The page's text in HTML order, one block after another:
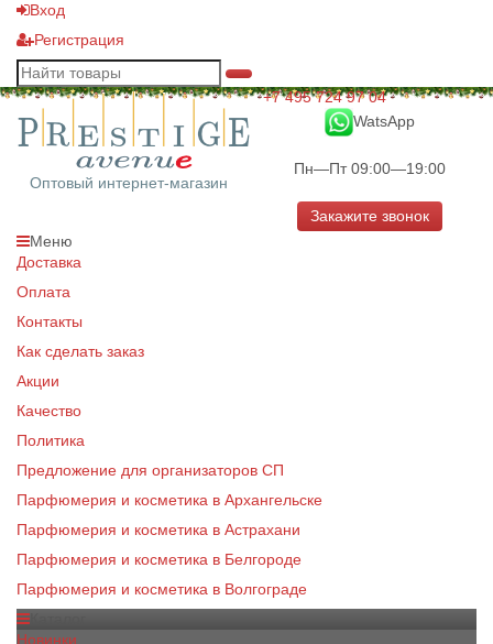
Вход
Регистрация
Оптовый интернет-магазин
+7 495 724 97 04
WatsApp
Пн—Пт 09:00—19:00
Закажите звонок
Меню
Доставка
Оплата
Контакты
Как сделать заказ
Акции
Качество
Политика
Предложение для организаторов СП
Парфюмерия и косметика в Архангельске
Парфюмерия и косметика в Астрахани
Парфюмерия и косметика в Белгороде
Парфюмерия и косметика в Волгограде
Новинки